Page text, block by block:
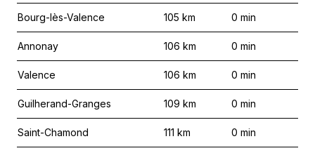
Bourg-lès-Valence 105 km 0 min
Annonay 106 km 0 min
Valence 106 km 0 min
Guilherand-Granges 109 km 0 min
Saint-Chamond 111 km 0 min